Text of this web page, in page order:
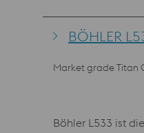
BÖHLER
Market grade Titan
Böhler L533 ist